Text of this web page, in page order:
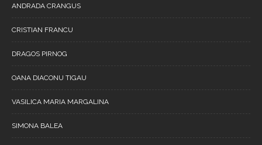
ANDRADA CRANGUS
CRISTIAN FRANCU
DRAGOS PIRNOG
OANA DIACONU TIGAU
VASILICA MARIA MARGALINA
SIMONA BALEA